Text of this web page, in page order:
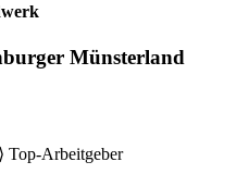
Münsterland
⟩ Top-Arbeitgeber